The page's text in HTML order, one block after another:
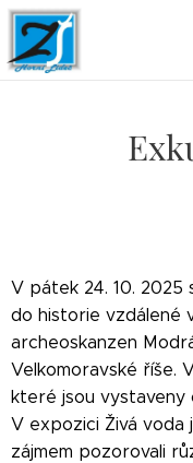
V pátek 24. 10. 2025
do historie vzdálené
archeoskanzen
Velkomoravské říše.
které jsou vystaveny
V expozici Živá voda
zájmem pozorovali